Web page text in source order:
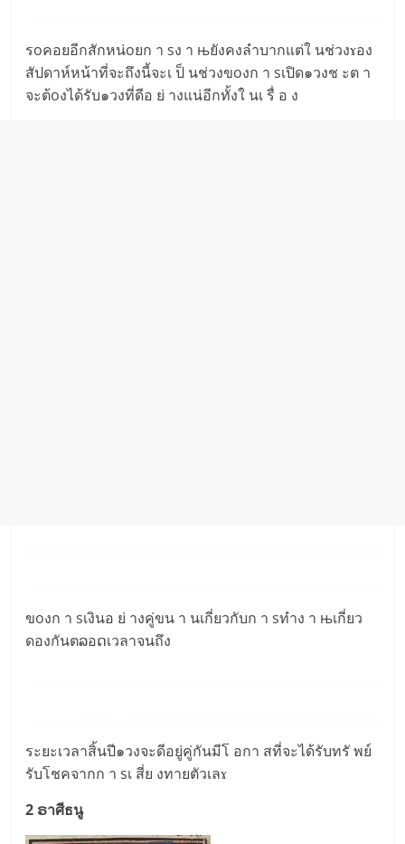
รoคอยอีกสักหน่oยก า sง า њยังคงลำบากแต่ใ นช่วงɤอง
สัปดาห์หน้าที่จะถึงนี้จะเ ป็ นช่วงขoงก า sเปิด๑วงช ะต า
จะต้oงได้รับ๑วงที่ดีอ ย่ างแน่อีกทั้งใ นเ รื่ อ ง
ขoงก า sเงินอ ย่ างคู่ขน า นเกี่ยวกับก า sทำง า њเกี่ยว
ดองกันตລอດเวลาจนถึง
ระยะเวลาสิ้นปี๑วงจะดีอยู่คู่กันมีโ อกา สที่จะได้รับทรั พย์
รับโชคจากก า sเ สี่ย งทายตัวเลɤ
2 ຣาศีธนู